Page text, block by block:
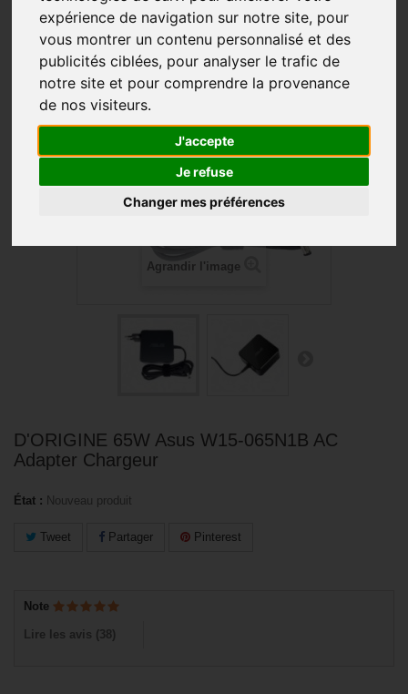
expérience de navigation sur notre site, pour
vous montrer un contenu personnalisé et des
publicités ciblées, pour analyser le trafic de
notre site et pour comprendre la provenance
de nos visiteurs.
J'accepte
Je refuse
Changer mes préférences
PROMO !
Agrandir l'image
D'ORIGINE 65W Asus W15-065N1B AC
Adapter Chargeur
État : Nouveau produit
Tweet Partager Pinterest
Note
Lire les avis (38